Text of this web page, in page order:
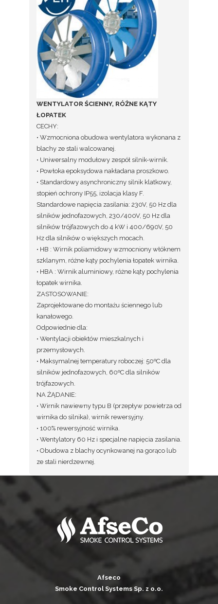
WENTYLATOR ŚCIENNY, RÓŻNE KĄTY
ŁOPATEK
CECHY:
• Wzmocniona obudowa wentylatora wykonana z
blachy ze stali walcowanej.
• Uniwersalny modułowy zespół silnik-wirnik.
• Powłoka epoksydowa nakładana proszkowo.
• Standardowy asynchroniczny silnik klatkowy,
stopień ochrony IP55, izolacja klasy F.
Standardowe napięcia zasilania: 230V, 50 Hz dla
silników jednofazowych, 230/400V, 50 Hz dla
silników trójfazowych do 4 kW i 400/690V, 50
Hz dla silników o większych mocach.
• HB : Wirnik poliamidowy wzmocniony włóknem
szklanym, różne kąty pochylenia łopatek wirnika.
• HBA : Wirnik aluminiowy, różne kąty pochylenia
łopatek wirnika.
ZASTOSOWANIE:
Zaprojektowane do montażu ściennego lub
kanałowego.
Odpowiednie dla:
• Wentylacji obiektów mieszkalnych i
przemysłowych.
• Maksymalnej temperatury roboczej: 50ºC dla
silników jednofazowych, 60ºC dla silników
trójfazowych.
NA ŻĄDANIE:
• Wirnik nawiewny typu B (przepływ powietrza od
wirnika do silnika), wirnik rewersyjny.
• 100% rewersyjność wirnika.
• Wentylatory 60 Hz i specjalne napięcia zasilania.
• Obudowa z blachy ocynkowanej na gorąco lub
ze stali nierdzewnej.
Afseco
Smoke Control Systems Sp. z o.o.